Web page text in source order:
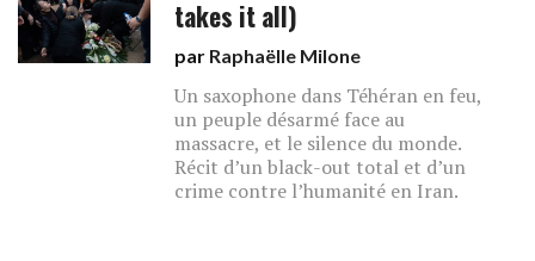
takes it all)
par Raphaëlle Milone
Un saxophone dans Téhéran en feu,
un peuple désarmé face au
massacre, et le silence du monde.
Récit d’un black-out total et d’un
crime contre l’humanité en Iran.